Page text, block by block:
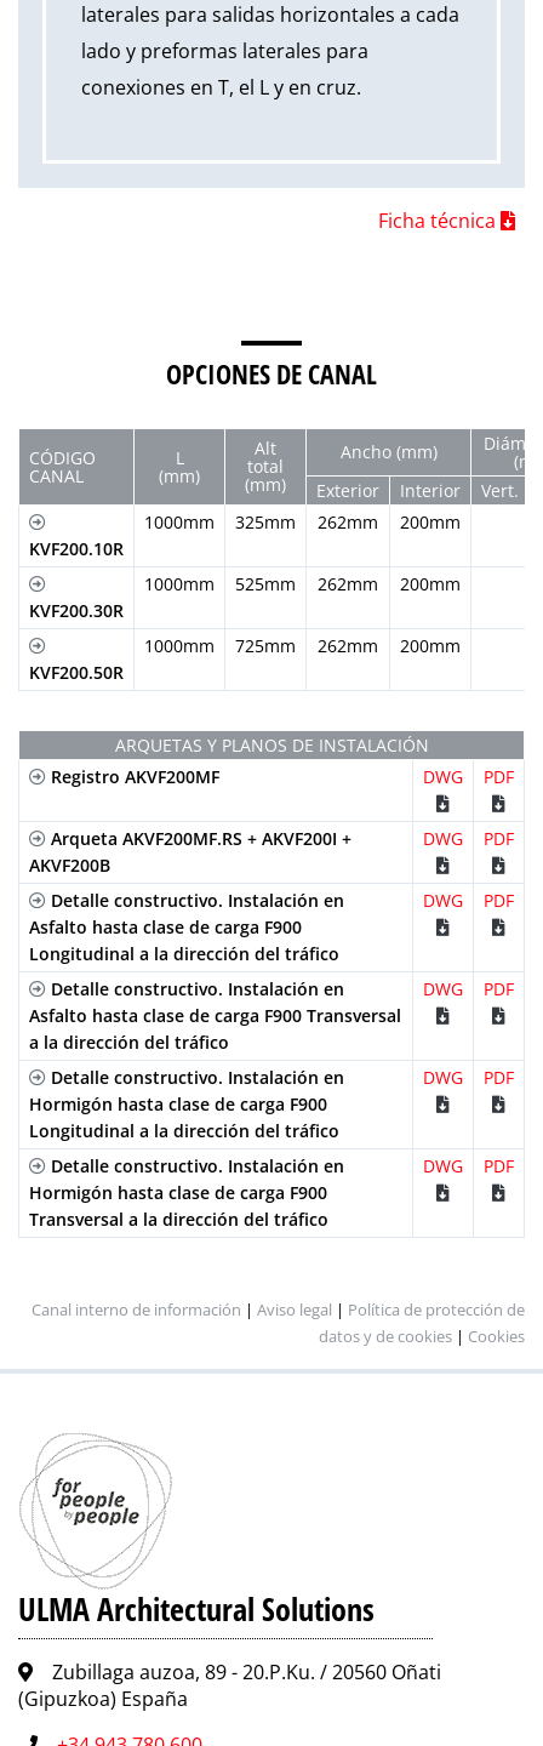
laterales para salidas horizontales a cada
lado y preformas laterales para
conexiones en T, el L y en cruz.
Ficha técnica
OPCIONES DE CANAL
CÓDIGO
CANAL
L
(mm)
Alt
total
(mm)
Ancho (mm) Diám.
Exterior
Interior Vert.
KVF200.10R
1000mm 325mm 262mm 200mm
KVF200.30R
1000mm 525mm 262mm 200mm
KVF200.50R
1000mm 725mm 262mm 200mm
ARQUETAS Y PLANOS DE INSTALACIÓN
Registro AKVF200MF
DWG PDF
Arqueta AKVF200MF.RS + AKVF200I +
AKVF200B
DWG PDF
Detalle constructivo. Instalación en
Asfalto hasta clase de carga F900
Longitudinal a la dirección del tráfico
DWG PDF
Detalle constructivo. Instalación en
Asfalto hasta clase de carga F900 Transversal
a la dirección del tráfico
DWG PDF
Detalle constructivo. Instalación en
Hormigón hasta clase de carga F900
Longitudinal a la dirección del tráfico
DWG PDF
Detalle constructivo. Instalación en
Hormigón hasta clase de carga F900
Transversal a la dirección del tráfico
DWG PDF
Canal interno de información | Aviso legal | Política de protección de
datos y de cookies | Cookies
ULMA Architectural Solutions
Zubillaga auzoa, 89 - 20.P.Ku. / 20560 Oñati
(Gipuzkoa) España